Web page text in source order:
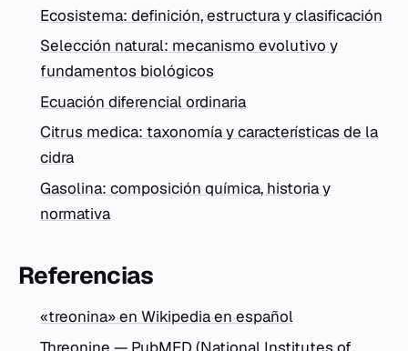
Ecosistema: definición, estructura y clasificación
Selección natural: mecanismo evolutivo y
fundamentos biológicos
Ecuación diferencial ordinaria
Citrus medica: taxonomía y características de la
cidra
Gasolina: composición química, historia y
normativa
Referencias
«treonina» en Wikipedia en español
Threonine — PubMED (National Institutes of